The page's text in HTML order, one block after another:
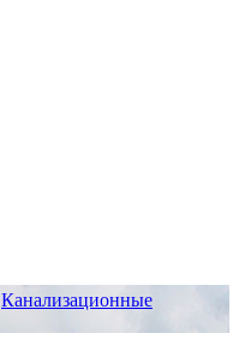
Канализационные